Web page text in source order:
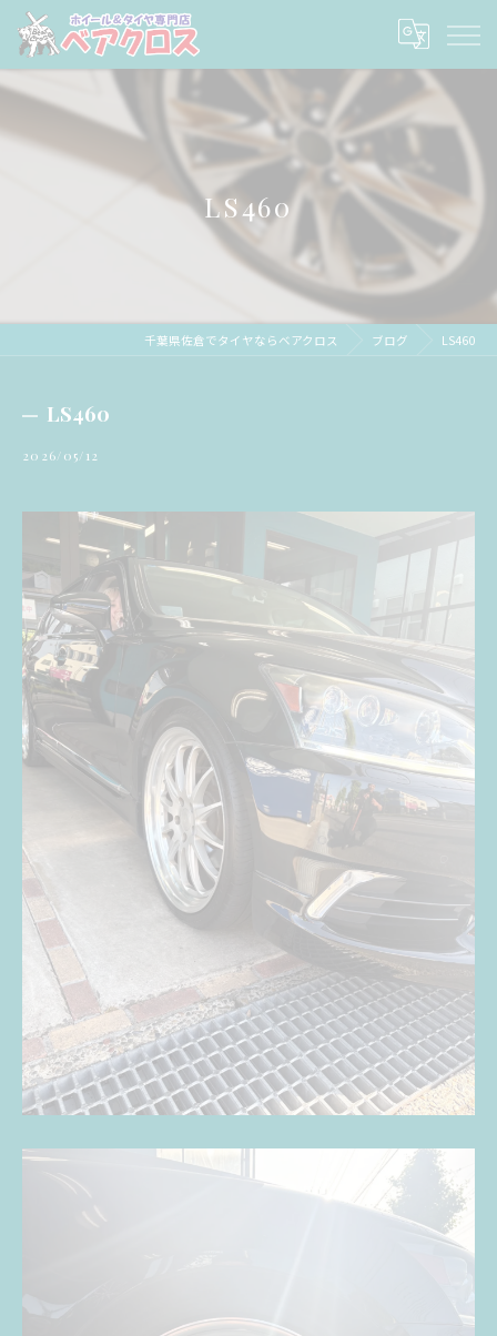
LS460
千葉県佐倉でタイヤならベアクロス ブログ LS460
LS460
2026/05/12